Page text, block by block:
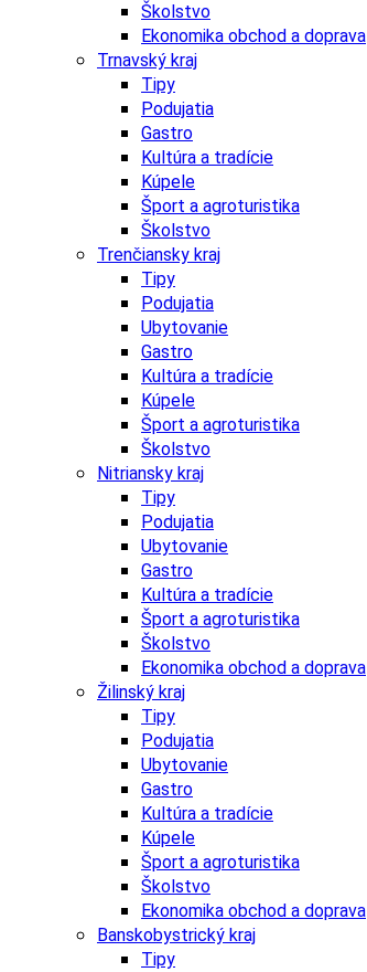
Školstvo
Ekonomika obchod a doprava
Trnavský kraj
Tipy
Podujatia
Gastro
Kultúra a tradície
Kúpele
Šport a agroturistika
Školstvo
Trenčiansky kraj
Tipy
Podujatia
Ubytovanie
Gastro
Kultúra a tradície
Kúpele
Šport a agroturistika
Školstvo
Nitriansky kraj
Tipy
Podujatia
Ubytovanie
Gastro
Kultúra a tradície
Šport a agroturistika
Školstvo
Ekonomika obchod a doprava
Žilinský kraj
Tipy
Podujatia
Ubytovanie
Gastro
Kultúra a tradície
Kúpele
Šport a agroturistika
Školstvo
Ekonomika obchod a doprava
Banskobystrický kraj
Tipy